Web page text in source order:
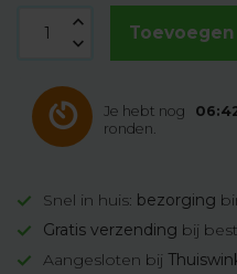
Je hebt nog
ronden.
Snel in huis: bezorging
Gratis verzending bij
Aangesloten bij